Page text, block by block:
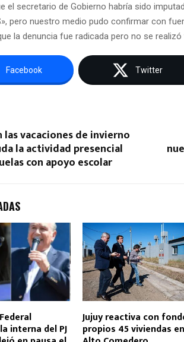
el secretario de Gobierno habría sido
pero nuestro medio pudo confirmar con
la denuncia fue radicada pero no se
Facebook Twitter
vacaciones de invierno
la actividad presencial
con apoyo escolar
interna del PJ
Jujuy reactiva con
propios 45 viviendas en